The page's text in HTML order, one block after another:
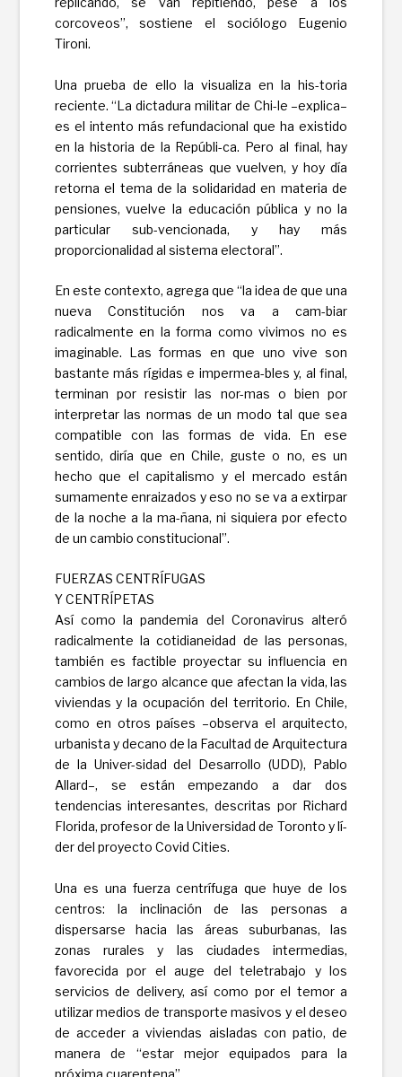
corcoveos”, sostiene el sociólogo Eugenio
Tironi.
Una prueba de ello la visualiza en la his-toria
reciente. “La dictadura militar de Chi-le –explica–
es el intento más refundacional que ha existido
en la historia de la Repúbli-ca. Pero al final, hay
corrientes subterráneas que vuelven, y hoy día
retorna el tema de la solidaridad en materia de
pensiones, vuelve la educación pública y no la
particular sub-vencionada, y hay más
proporcionalidad al sistema electoral”.
En este contexto, agrega que “la idea de que una
nueva Constitución nos va a cam-biar
radicalmente en la forma como vivimos no es
imaginable. Las formas en que uno vive son
bastante más rígidas e impermea-bles y, al final,
terminan por resistir las nor-mas o bien por
interpretar las normas de un modo tal que sea
compatible con las formas de vida. En ese
sentido, diría que en Chile, guste o no, es un
hecho que el capitalismo y el mercado están
sumamente enraizados y eso no se va a extirpar
de la noche a la ma-ñana, ni siquiera por efecto
de un cambio constitucional”.
FUERZAS CENTRÍFUGAS
Y CENTRÍPETAS
Así como la pandemia del Coronavirus alteró
radicalmente la cotidianeidad de las personas,
también es factible proyectar su influencia en
cambios de largo alcance que afectan la vida, las
viviendas y la ocupación del territorio. En Chile,
como en otros países –observa el arquitecto,
urbanista y decano de la Facultad de Arquitectura
de la Univer-sidad del Desarrollo (UDD), Pablo
Allard–, se están empezando a dar dos
tendencias interesantes, descritas por Richard
Florida, profesor de la Universidad de Toronto y lí-
der del proyecto Covid Cities.
Una es una fuerza centrífuga que huye de los
centros: la inclinación de las personas a
dispersarse hacia las áreas suburbanas, las
zonas rurales y las ciudades intermedias,
favorecida por el auge del teletrabajo y los
servicios de delivery, así como por el temor a
utilizar medios de transporte masivos y el deseo
de acceder a viviendas aisladas con patio, de
manera de “estar mejor equipados para la
próxima cuarentena”.